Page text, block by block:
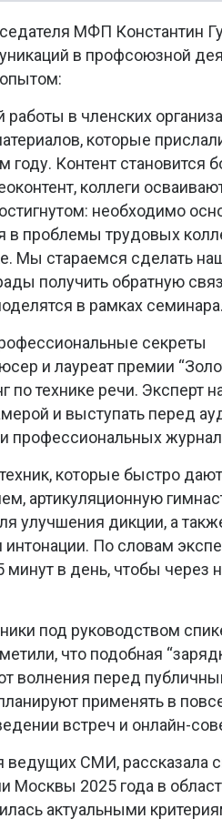
МФП Константин
в профсоюзной
в членских
которые
Контент становится
коллеги
необходимо
в проблемы трудовых
Мы стараемся сделать
получить обратную
в рамках семинара.
секреты
и лауреат премии
по технике речи. Эксперт
и выступать перед
профессиональных
которые быстро
артикуляционную
улучшения дикции, а
По словам
минут в день, чтобы через
под руководством
что подобная
волнения перед
применять в
встреч и онлайн-
ведущих СМИ, рассказала
Москвы 2025 года в
актуальными